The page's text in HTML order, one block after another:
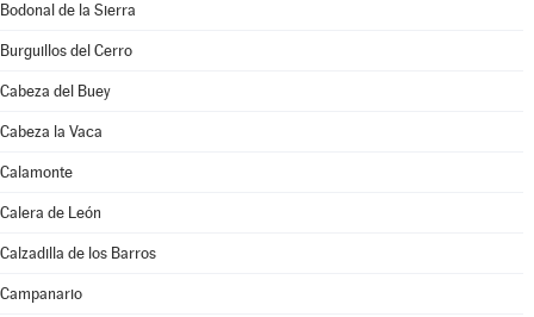
Bodonal de la Sierra
Burguillos del Cerro
Cabeza del Buey
Cabeza la Vaca
Calamonte
Calera de León
Calzadilla de los Barros
Campanario